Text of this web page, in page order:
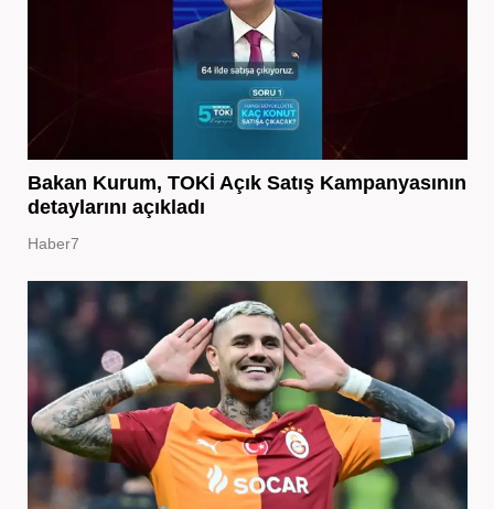
Bakan Kurum, TOKİ Açık Satış Kampanyasının
detaylarını açıkladı
Haber7